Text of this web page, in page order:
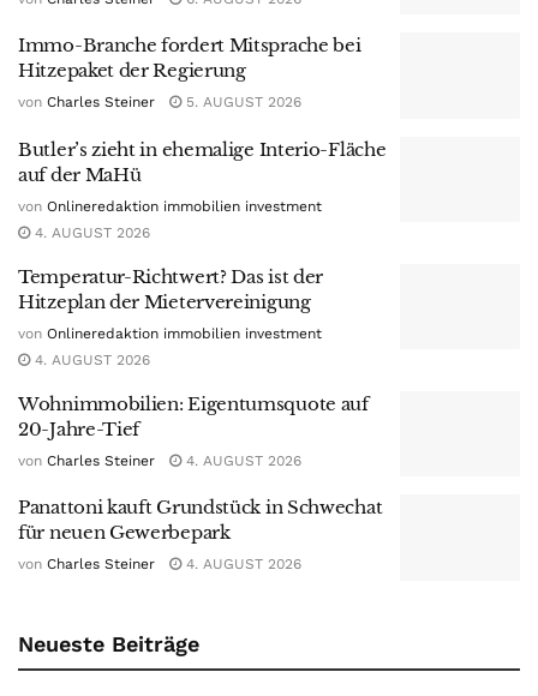
Immo-Branche fordert Mitsprache bei
Hitzepaket der Regierung
von Charles Steiner 5. AUGUST 2026
Butler’s zieht in ehemalige Interio-Fläche
auf der MaHü
von Onlineredaktion immobilien investment
4. AUGUST 2026
Temperatur-Richtwert? Das ist der
Hitzeplan der Mietervereinigung
von Onlineredaktion immobilien investment
4. AUGUST 2026
Wohnimmobilien: Eigentumsquote auf
20-Jahre-Tief
von Charles Steiner 4. AUGUST 2026
Panattoni kauft Grundstück in Schwechat
für neuen Gewerbepark
von Charles Steiner 4. AUGUST 2026
Neueste Beiträge